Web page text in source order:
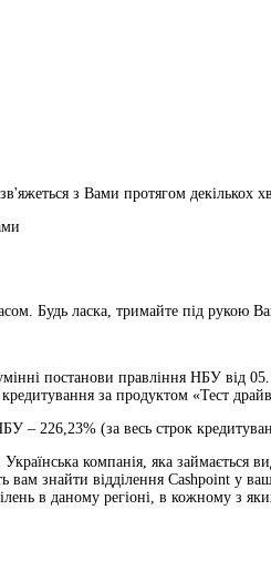
з Вами протягом декількох
Будь ласка, тримайте під рукою
постанови правління НБУ від
за продуктом «Тест
– 226,23% (за весь строк
компанія, яка
вам знайти відділення Cashpoint у
в даному регіоні, в кожному з